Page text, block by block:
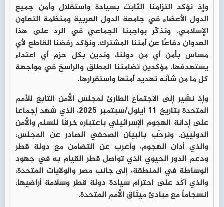
وإذ نؤكد التزامنا الثابت بسيادة واستقلال وأمن جميع
الدول الأعضاء في جامعة الدول العربية ومنظمة التعاون
الإسلامي، ونذكّر بواجبنا الجماعي في الرد على هذا
العدوان دفاعًا عن أمننا المشترك، ونؤكد رفضنا القاطع لأي
مساس بأمن أي من دولنا، وندين بكل حزم أي اعتداء
يستهدفها، مؤكدين تضامننا المطلق والراسخ في مواجهة
كل ما من شأنه تهديد أمنها واستقرارها.
وإذ نشير إلى الاجتماع الطارئ لمجلس الأمن التابع للأمم
المتحدة بتاريخ 11 أيلول/سبتمبر 2025، الذي شهد إجماعا
على إدانة الهجوم الإسرائيلي باعتباره خرقًا للسلم والأمن
الدوليين. ونرحّب بالبيان الصحفي الصادر عن المجلس،
والذي أدان الهجوم، وأعرب عن التضامن مع دولة قطر
ودعم الدور الحيوي الذي تواصل قطر القيام به في جهود
الوساطة في المنطقة، إلى جانب مصر والولايات المتحدة،
والذي أكّد على احترام سيادة دولة قطر وسلامة أراضيها،
انسجاماً مع مبادئ ميثاق الأمم المتحدة.